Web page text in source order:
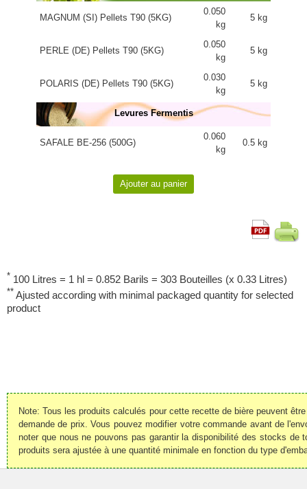
MAGNUM (SI) Pellets T90 (5KG)
0.050
kg
5 kg
PERLE (DE) Pellets T90 (5KG)
0.050
kg
5 kg
POLARIS (DE) Pellets T90 (5KG)
0.030
kg
5 kg
Levures Fermentis
SAFALE BE-256 (500G)
0.060
kg
0.5 kg
* 100 Litres = 1 hl = 0.852 Barils = 303 Bouteilles (x 0.33 Litres)
** Ajusted according with minimal packaged quantity for selected
product
Note: Tous les produits calculés pour cette recette de bière peuvent
demande de prix. Vous pouvez modifier votre commande avant de
noter que nous ne pouvons pas garantir la disponibilité des stocks de
produits sera ajustée à une quantité minimale en fonction du type